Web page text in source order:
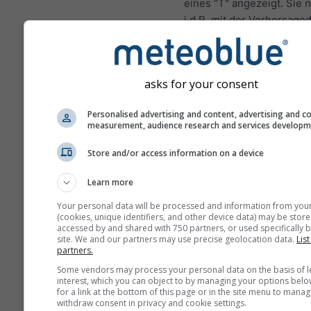
eines "T" angezeigt. Sie
i.d.R. mit der
Diese Vorhersage wird
"Ensemble"-Modellen
Modellläufe mit leicht
variierenden Start-
berechnet, um die
einzuschätzen.
Weitere Wetterdaten
Saisonale
asks for your consent
Personalised advertising and content, advertising and
measurement, audience research and services
Store and/or access information on a device
Learn more
Your personal data will be processed and information from
(cookies, unique identifiers, and other device data) may be
accessed by and shared with 750 partners, or used specifically
site. We and our partners may use precise geolocation data.
partners.
Some vendors may process your personal data on the basis of
interest, which you can object to by managing your options
for a link at the bottom of this page or in the site menu to
withdraw consent in privacy and cookie settings.